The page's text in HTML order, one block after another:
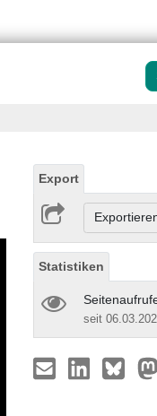
Export
Statistiken
seit